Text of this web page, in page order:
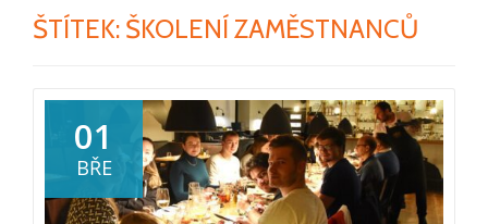
ŠTÍTEK: ŠKOLENÍ ZAMĚSTNANCŮ
01
BŘE